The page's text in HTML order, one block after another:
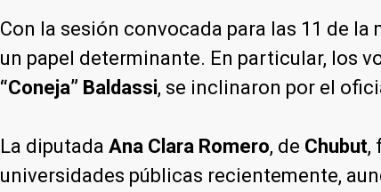
Con la sesión convocada para las 11 de la
un papel determinante. En particular, los
“Coneja” Baldassi, se inclinaron por el
La diputada Ana Clara Romero, de Chubut,
universidades públicas recientemente,